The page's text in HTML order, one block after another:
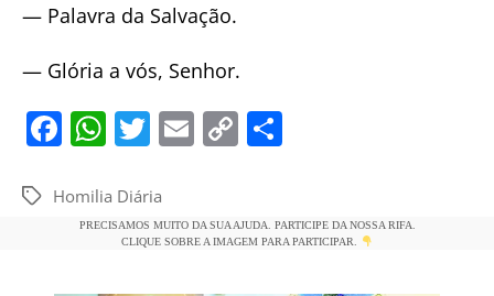
— Palavra da Salvação.
— Glória a vós, Senhor.
F
c
e
W
at
s
T
itt
er
E
l
C
y e
TagsHomilia Diária
PRECISAMOS MUITO DA SUA AJUDA. PARTICIPE DA NOSSA RIFA.
CLIQUE SOBRE A IMAGEM PARA PARTICIPAR.